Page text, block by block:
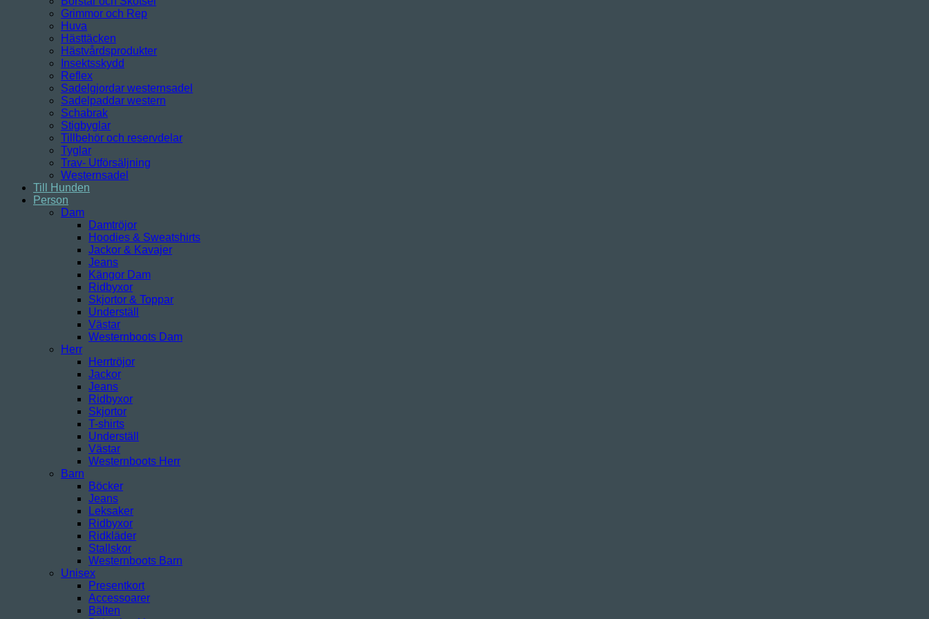
Grimmor och Rep
Huva
Hästtäcken
Hästvårdsprodukter
Insektsskydd
Reflex
Sadelgjordar westernsadel
Sadelpaddar western
Schabrak
Stigbyglar
Tillbehör och reservdelar
Tyglar
Trav- Utförsäljning
Westernsadel
Till Hunden
Person
Dam
Damtröjor
Hoodies & Sweatshirts
Jackor & Kavajer
Jeans
Kängor Dam
Ridbyxor
Skjortor & Toppar
Underställ
Västar
Westernboots Dam
Herr
Herrtröjor
Jackor
Jeans
Ridbyxor
Skjortor
T-shirts
Underställ
Västar
Westernboots Herr
Barn
Böcker
Jeans
Leksaker
Ridbyxor
Ridkläder
Stallskor
Westernboots Barn
Unisex
Presentkort
Accessoarer
Bälten